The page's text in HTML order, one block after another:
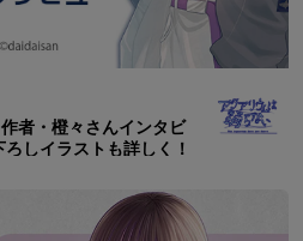
者・橙々さんインタビ
しイラストも詳しく！